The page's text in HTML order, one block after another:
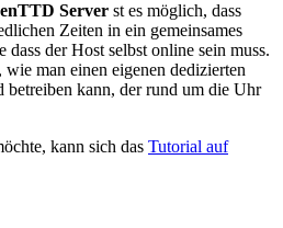
Server st es möglich, dass
Zeiten in ein gemeinsames
der Host selbst online sein muss.
man einen eigenen dedizierten
kann, der rund um die Uhr
kann sich das Tutorial auf